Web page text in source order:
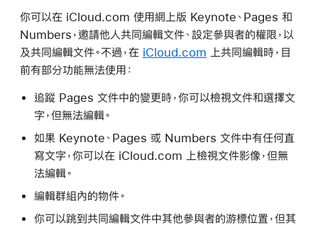
你可以在 iCloud.com 使用網上版 Keynote、Pages 和
Numbers，邀請他人共同編輯文件、設定參與者的權限，以
及共同編輯文件。不過，在 iCloud.com 上共同編輯時，目
前有部分功能無法使用：
追蹤 Pages 文件中的變更時，你可以檢視文件和選擇文
字，但無法編輯。
如果 Keynote、Pages 或 Numbers 文件中有任何直
寫文字，你可以在 iCloud.com 上檢視文件影像，但無
法編輯。
編輯群組內的物件。
你可以跳到共同編輯文件中其他參與者的游標位置，但其